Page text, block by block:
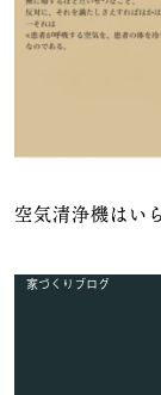
空気清浄機はい
家づくりブログ